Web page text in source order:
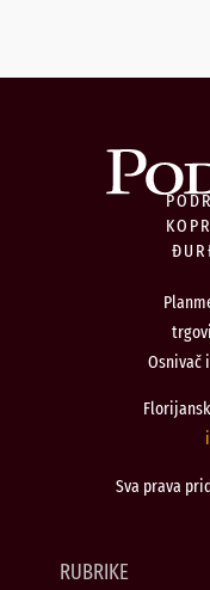
Osnivač
Sva prava
RUBRIKE